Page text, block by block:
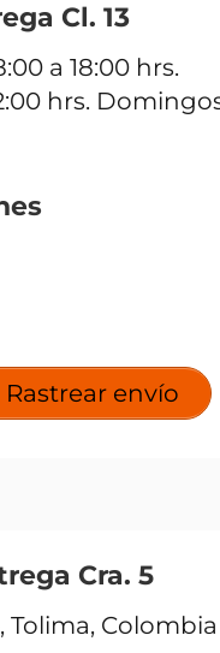
Cl. 13
a 18:00 hrs.
hrs.
Rastrear envío
Cra. 5
Tolima, Colombia